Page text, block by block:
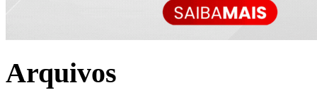
Arquivos